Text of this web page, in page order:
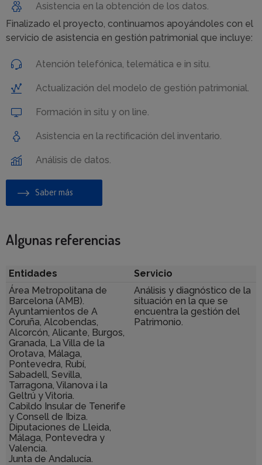
Asistencia en la obtención de los datos.
Finalizado el proyecto, continuamos apoyándoles con el
servicio de asistencia en gestión patrimonial que incluye:
Atención telefónica, telemática e in situ.
Actualización del modelo de gestión patrimonial.
Formación in situ y on line.
Asistencia en la rectificación del inventario.
Análisis de datos.
Saber más
Algunas referencias
Entidades
Servicio
Área Metropolitana de
Barcelona (AMB).
Ayuntamientos de A
Coruña, Alcobendas,
Alcorcón, Alicante, Burgos,
Granada, La Villa de la
Orotava, Málaga,
Pontevedra, Rubí,
Sabadell, Sevilla,
Tarragona, Vilanova i la
Geltrú y Vitoria.
Cabildo Insular de Tenerife
y Consell de Ibiza.
Diputaciones de Lleida,
Málaga, Pontevedra y
Valencia.
Junta de Andalucía.
Análisis y diagnóstico de la
situación en la que se
encuentra la gestión del
Patrimonio.